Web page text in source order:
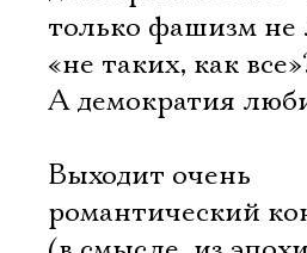
только фашизм
«не таких, как
А демократия
Выходит очень
романтический